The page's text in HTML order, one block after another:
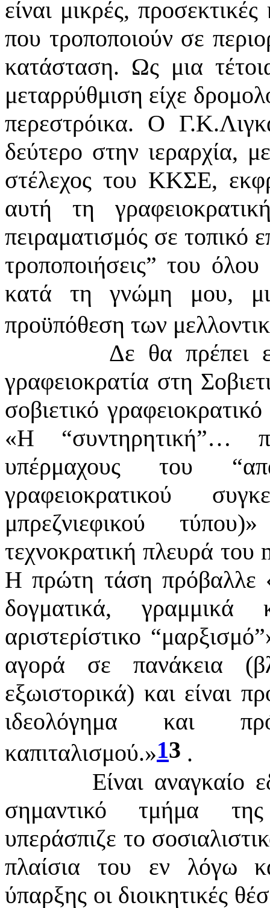
είναι μικρές,
που τροποποιούν σε
κατάσταση. Ως μια
μεταρρύθμιση είχε
περεστρόικα. Ο
δεύτερο στην ιεραρχία,
στέλεχος του ΚΚΣΕ,
αυτή τη
πειραματισμός σε τοπικό
τροποποιήσεις” του
κατά τη γνώμη μου,
προϋπόθεση των
Δε θα πρέπει
γραφειοκρατία στη
σοβιετικό
«Η “συντηρητική”…
υπέρμαχους του
γραφειοκρατικού
μπρεζνιεφικού τύπου)»
τεχνοκρατική πλευρά
Η πρώτη τάση πρόβαλλε
δογματικά, γραμμικά
αριστερίστικο “μαρξισμό”
αγορά σε πανάκεια
εξωιστορικά) και είναι
ιδεολόγημα και
καπιταλισμού.»13 .
Είναι αναγκαίο
σημαντικό τμήμα της
υπεράσπιζε το
πλαίσια του εν λόγω
ύπαρξης οι διοικητικές